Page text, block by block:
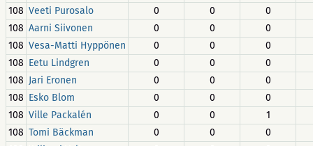
108 Veeti Purosalo 0 0
0
108 Aarni Siivonen 0 0
0
108 Vesa-Matti Hyppönen 0 0
0
108 Eetu Lindgren 0 0
0
108 Jari Eronen 0 0
0
108 Esko Blom 0 0
0
108 Ville Packalén 0 0
1
108 Tomi Bäckman 0 0
0